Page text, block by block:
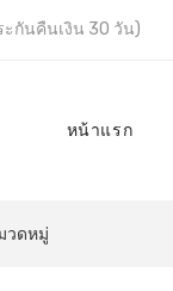
กันคืนเงิน 30 วัน)
หน้าแรก